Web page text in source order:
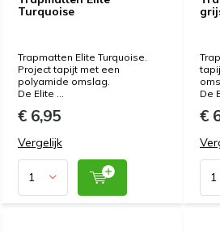
Turquoise
Trapmatten Elite Turquoise.
Project tapijt met een
polyamide omslag.
De Elite ...
€ 6,95
Vergelijk
De
€